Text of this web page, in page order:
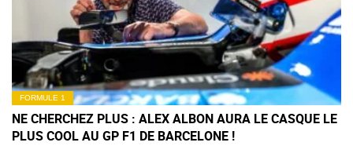
FORMULE 1
NE CHERCHEZ PLUS : ALEX ALBON AURA LE CASQUE LE
PLUS COOL AU GP F1 DE BARCELONE !